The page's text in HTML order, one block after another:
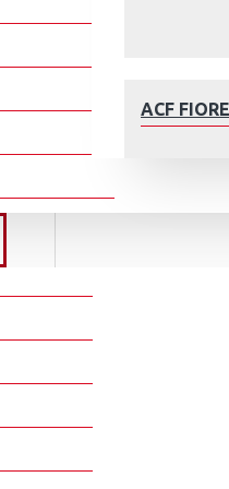
ACF